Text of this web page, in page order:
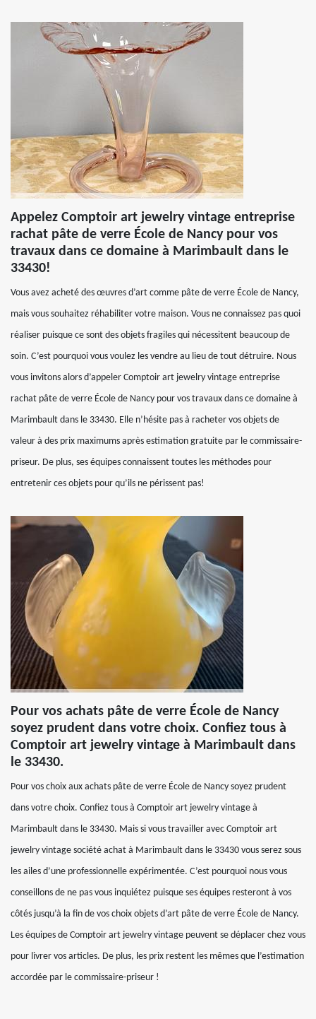
Appelez Comptoir art jewelry vintage entreprise
rachat pâte de verre École de Nancy pour vos
travaux dans ce domaine à Marimbault dans le
33430!
Vous avez acheté des œuvres d’art comme pâte de verre École de Nancy,
mais vous souhaitez réhabiliter votre maison. Vous ne connaissez pas quoi
réaliser puisque ce sont des objets fragiles qui nécessitent beaucoup de
soin. C’est pourquoi vous voulez les vendre au lieu de tout détruire. Nous
vous invitons alors d’appeler Comptoir art jewelry vintage entreprise
rachat pâte de verre École de Nancy pour vos travaux dans ce domaine à
Marimbault dans le 33430. Elle n’hésite pas à racheter vos objets de
valeur à des prix maximums après estimation gratuite par le commissaire-
priseur. De plus, ses équipes connaissent toutes les méthodes pour
entretenir ces objets pour qu’ils ne périssent pas!
Pour vos achats pâte de verre École de Nancy
soyez prudent dans votre choix. Confiez tous à
Comptoir art jewelry vintage à Marimbault dans
le 33430.
Pour vos choix aux achats pâte de verre École de Nancy soyez prudent
dans votre choix. Confiez tous à Comptoir art jewelry vintage à
Marimbault dans le 33430. Mais si vous travailler avec Comptoir art
jewelry vintage société achat à Marimbault dans le 33430 vous serez sous
les ailes d’une professionnelle expérimentée. C’est pourquoi nous vous
conseillons de ne pas vous inquiétez puisque ses équipes resteront à vos
côtés jusqu’à la fin de vos choix objets d’art pâte de verre École de Nancy.
Les équipes de Comptoir art jewelry vintage peuvent se déplacer chez vous
pour livrer vos articles. De plus, les prix restent les mêmes que l’estimation
accordée par le commissaire-priseur !